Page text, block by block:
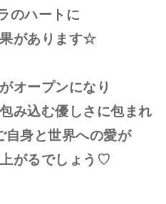
のハートに
があります☆
オープンになり
み込む優しさに包まれ
自身と世界への愛が
がるでしょう♡